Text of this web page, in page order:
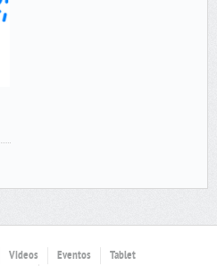
Videos Eventos
Tablet